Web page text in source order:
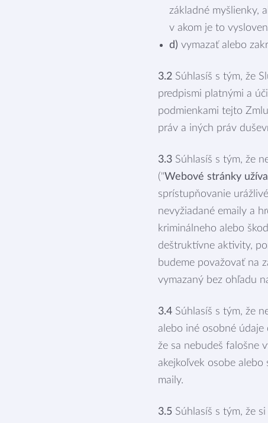
základné myšlienky,
v akom je to
d) vymazať alebo
3.2 Súhlasíš s tým, že
predpismi platnými a
podmienkami tejto
práv a iných práv
3.3 Súhlasíš s tým, že
("Webové stránky
sprístupňovanie
nevyžiadané emaily a
kriminálneho alebo
deštruktívne aktivity,
budeme považovať na
vymazaný bez ohľadu
3.4 Súhlasíš s tým, že
alebo iné osobné údaje
že sa nebudeš falošne
akejkoľvek osobe
maily.
3.5 Súhlasíš s tým, že